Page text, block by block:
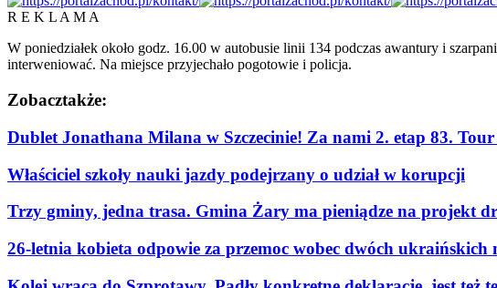
R E K L A M A
W poniedziałek około godz. 16.00 w autobusie linii 134 podczas awantury i
interweniować. Na miejsce przyjechało pogotowie i policja.
Zobacztakże:
Dublet Jonathana Milana w Szczecinie! Za nami 2. etap 83.
Właściciel szkoły nauki jazdy podejrzany o udział w korupcji
Trzy gminy, jedna trasa. Gmina Żary ma pieniądze na projekt
26-letnia kobieta odpowie za przemoc wobec dwóch ukraińskich